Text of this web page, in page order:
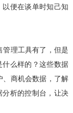
便在谈单时知己知
理工具有了，但是
么样的？这些数据
商机会数据，了解
析的控制台，让决